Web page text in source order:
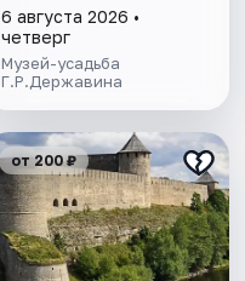
6 августа 2026 •
четверг
Музей-усадьба
Г.Р.Державина
от 200 ₽